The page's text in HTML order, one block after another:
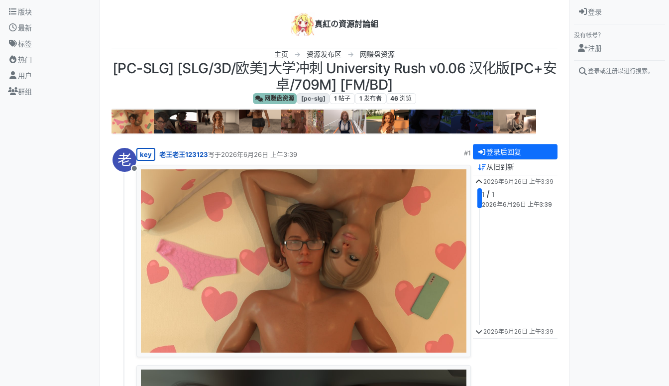
跳转至内容
版块
最新
标签
热门
用户
群组
真紅の資源討論組
主页 资源发布区 网赚盘资源
[PC-SLG] [SLG/3D/欧美]大学冲刺 University Rush v0.06 汉化版[PC+安
卓/709M] [FM/BD]
网赚盘资源 [pc-slg] 1 帖子 1 发布者 46 浏览
老
离线
key 老王老王123123写于2026年6月26日 上午3:39
最后由 编辑
#1 登录后回复
从旧到新
2026年6月26日 上午3:39
1 / 1
2026年6月26日 上午3:39
2026年6月26日 上午3:39
登录
没有帐号？
注册
登录或注册以进行搜索。